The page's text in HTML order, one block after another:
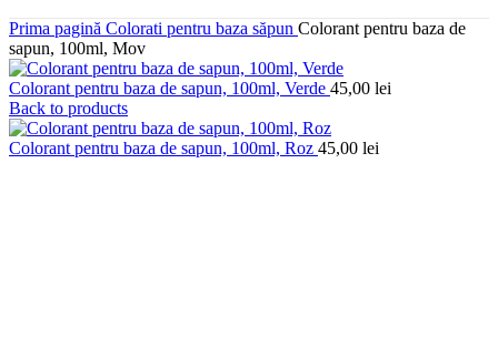
Prima pagină Colorati pentru baza săpun Colorant pentru baza de
sapun, 100ml, Mov
Colorant pentru baza de sapun, 100ml, Verde 45,00 lei
Back to products
Colorant pentru baza de sapun, 100ml, Roz 45,00 lei